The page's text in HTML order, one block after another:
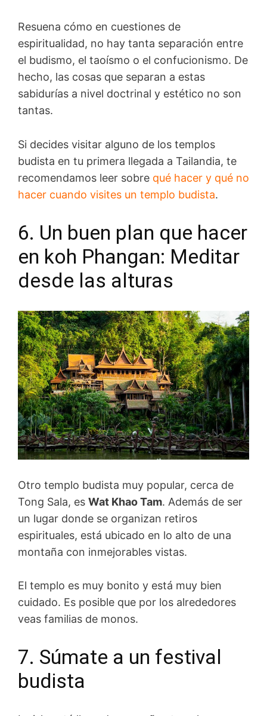
Resuena cómo en cuestiones de
espiritualidad, no hay tanta separación entre
el budismo, el taoísmo o el confucionismo. De
hecho, las cosas que separan a estas
sabidurías a nivel doctrinal y estético no son
tantas.
Si decides visitar alguno de los templos
budista en tu primera llegada a Tailandia, te
recomendamos leer sobre qué hacer y qué no
hacer cuando visites un templo budista.
6. Un buen plan que hacer
en koh Phangan: Meditar
desde las alturas
Otro templo budista muy popular, cerca de
Tong Sala, es Wat Khao Tam. Además de ser
un lugar donde se organizan retiros
espirituales, está ubicado en lo alto de una
montaña con inmejorables vistas.
El templo es muy bonito y está muy bien
cuidado. Es posible que por los alrededores
veas familias de monos.
7. Súmate a un festival
budista